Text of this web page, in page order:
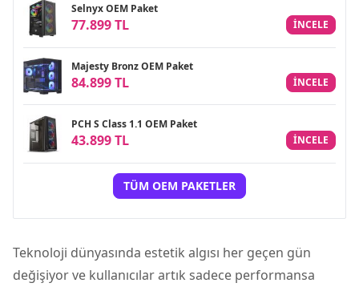
Selnyx OEM Paket
77.899 TL INCELE
Majesty Bronz OEM Paket
84.899 TL INCELE
PCH S Class 1.1 OEM Paket
43.899 TL INCELE
TÜM OEM PAKETLER
Teknoloji dünyasında estetik algısı her geçen gün
değişiyor ve kullanıcılar artık sadece performansa